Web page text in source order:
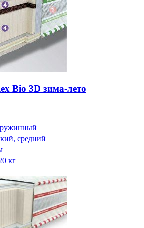
Bio 3D зима-лето
средний
кг